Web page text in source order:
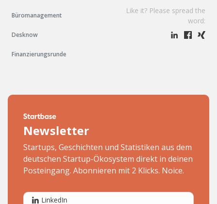
Büromanagement
Desknow
Finanzierungsrunde
Like it? Please spread the
word:
Newsletter
Startups, Geschichten und Statistiken aus dem
deutschen Startup-Ökosystem direkt in deinen
Posteingang. Abonnieren mit 2 Klicks. Noice.
LinkedIn